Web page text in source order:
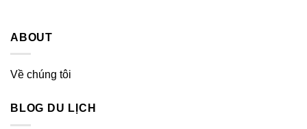
ABOUT
Về chúng tôi
BLOG DU LỊCH